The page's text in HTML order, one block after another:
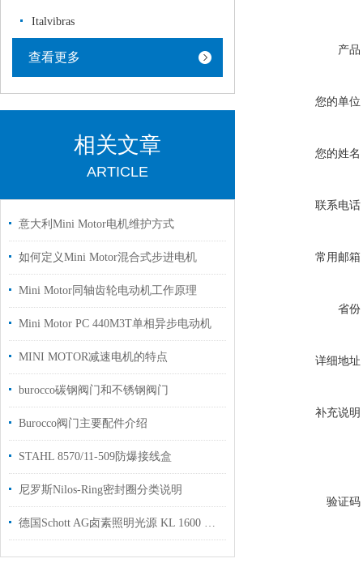
Italvibras
查看更多
相关文章
ARTICLE
意大利Mini Motor电机维护方式
如何定义Mini Motor混合式步进电机
Mini Motor同轴齿轮电动机工作原理
Mini Motor PC 440M3T单相异步电动机
MINI MOTOR减速电机的特点
burocco碳钢阀门和不锈钢阀门
Burocco阀门主要配件介绍
STAHL 8570/11-509防爆接线盒
尼罗斯Nilos-Ring密封圈分类说明
德国Schott AG卤素照明光源 KL 1600 LED用于配套实验室显微镜上使用
产品
您的单位
您的姓名
联系电话
常用邮箱
省份
详细地址
补充说明
验证码